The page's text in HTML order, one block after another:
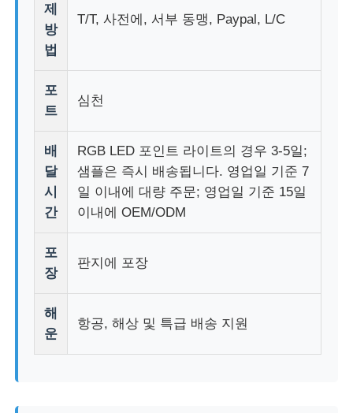
제
방
법
T/T, 사전에, 서부 동맹, Paypal, L/C
포
트
심천
배
달
시
간
RGB LED 포인트 라이트의 경우 3-5일;
샘플은 즉시 배송됩니다. 영업일 기준 7
일 이내에 대량 주문; 영업일 기준 15일
이내에 OEM/ODM
포
장
판지에 포장
해
운
항공, 해상 및 특급 배송 지원